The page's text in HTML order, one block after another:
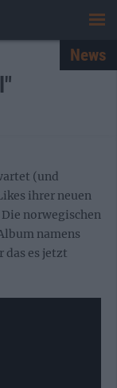
News
(und
ihrer neuen
norwegischen
namens
das es jetzt